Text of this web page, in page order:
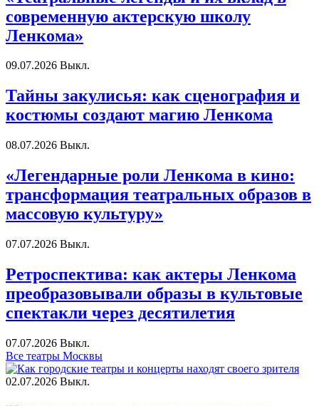
современную актерскую школу
Ленкома»
09.07.2026 Выкл.
Тайны закулисья: как сценография и
костюмы создают магию Ленкома
08.07.2026 Выкл.
«Легендарные роли Ленкома в кино:
трансформация театральных образов в
массовую культуру»
07.07.2026 Выкл.
Ретроспектива: как актеры Ленкома
преобразовывали образы в культовые
спектакли через десятилетия
07.07.2026 Выкл.
Все театры Москвы
02.07.2026 Выкл.